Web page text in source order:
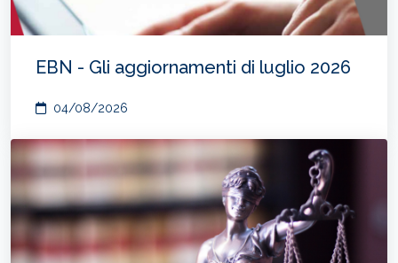
EBN - Gli aggiornamenti di luglio 2026
04/08/2026